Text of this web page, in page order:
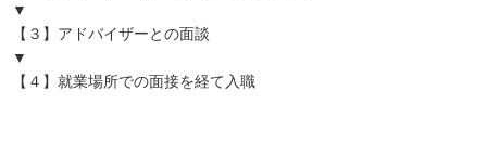
▼
【３】アドバイザーとの面談
▼
【４】就業場所での面接を経て入職